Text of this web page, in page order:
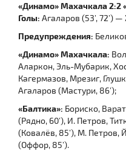
«Динамо» Махачкала 2:2
Голы: Агаларов (53’, 72’)
Предупреждения:
«Динамо» Махачкала:
Аларкон, Эль-Мубарик,
Кагермазов, Мрезиг,
Агаларов (Мастури, 86’);
«Балтика»: Бориско,
(Рядно, 60’), И. Петров,
(Ковалёв, 85’), М. Петров,
(Оффор, 85’).